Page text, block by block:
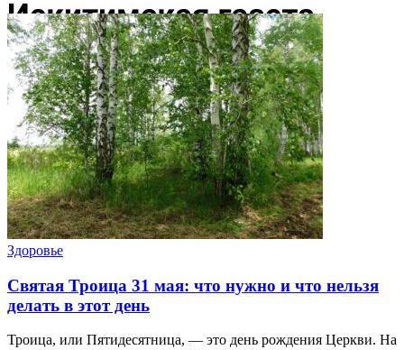
Здоровье
Святая Троица 31 мая: что нужно и что нельзя
делать в этот день
Троица, или Пятидесятница, — это день рождения Церкви. На